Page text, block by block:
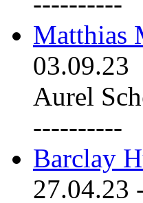
Matthias
03.09.23
Aurel
----------
Barclay
27.04.23